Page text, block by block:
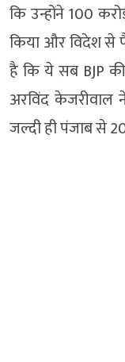
कि उन्होंने 100
किया और विदेश से
है कि ये सब BJP
अरविंद केजरीवाल
जल्दी ही पंजाब से